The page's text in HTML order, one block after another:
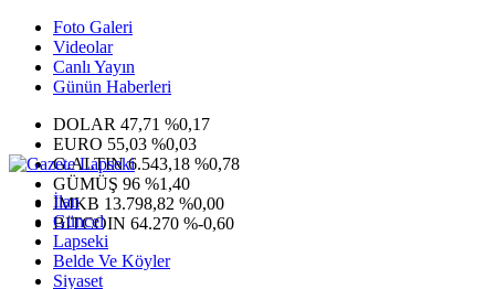
Foto Galeri
Videolar
Canlı Yayın
Günün Haberleri
DOLAR 47,71 %0,17
EURO 55,03 %0,03
G.ALTIN6.543,18 %0,78
GÜMÜŞ 96 %1,40
IMKB 13.798,82 %0,00
BITCOIN 64.270 %-0,60
İlan
Güncel
Lapseki
Belde Ve Köyler
Siyaset